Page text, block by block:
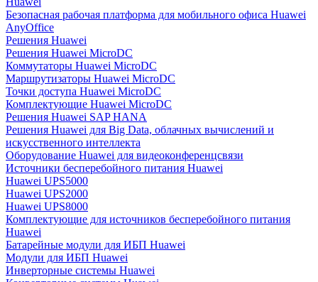
Безопасная рабочая платформа для мобильного офиса Huawei
AnyOffice
Решения Huawei
Решения Huawei MicroDC
Коммутаторы Huawei MicroDC
Маршрутизаторы Huawei MicroDC
Точки доступа Huawei MicroDC
Комплектующие Huawei MicroDC
Решения Huawei SAP HANA
Решения Huawei для Big Data, облачных вычислений и
искусственного интеллекта
Оборудование Huawei для видеоконференцсвязи
Источники бесперебойного питания Huawei
Huawei UPS5000
Huawei UPS2000
Huawei UPS8000
Комплектующие для источников бесперебойного питания
Huawei
Батарейные модули для ИБП Huawei
Модули для ИБП Huawei
Инверторные системы Huawei